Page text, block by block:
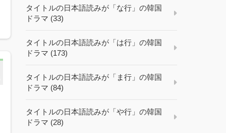
タイトルの日本語読みが「な行」の韓国
ドラマ (33)
タイトルの日本語読みが「は行」の韓国
ドラマ (173)
タイトルの日本語読みが「ま行」の韓国
ドラマ (84)
タイトルの日本語読みが「や行」の韓国
ドラマ (28)